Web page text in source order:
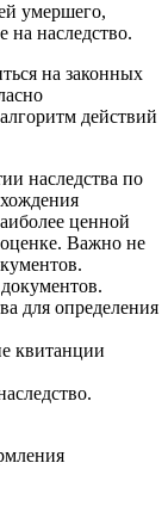
умершего,
на наследство.
на законных
действий
наследства по
ценной
оценке. Важно не
для определения
квитанции